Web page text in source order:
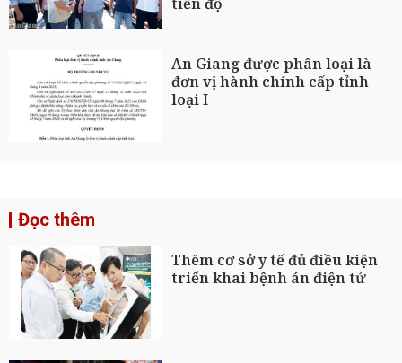
An Giang được phân loại là
đơn vị hành chính cấp tỉnh
loại I
Đọc thêm
Thêm cơ sở y tế đủ điều kiện
triển khai bệnh án điện tử